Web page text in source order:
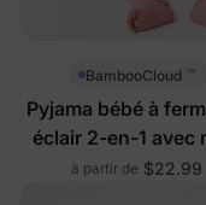
BambooCloud ™
Pyjama bébé à
éclair 2-en-1 avec
floral
à partir de $22.99